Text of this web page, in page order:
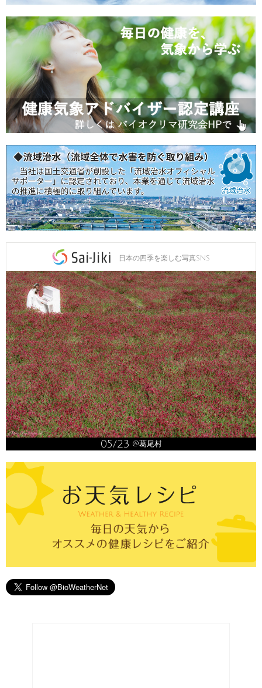
日本の四季を楽しむ写真SNS
05/23 @葛尾村